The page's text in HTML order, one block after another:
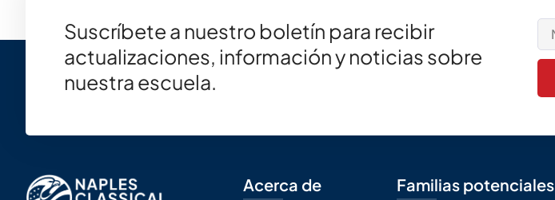
Suscríbete a nuestro boletín para recibir
actualizaciones, información y noticias sobre
nuestra escuela.
Acerca de Familias potenciales